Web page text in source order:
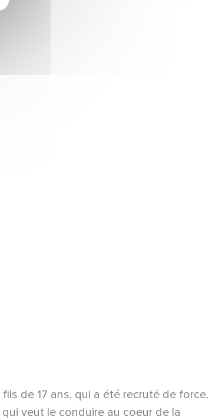
de 17 ans, qui a été recruté de force.
veut le conduire au coeur de la